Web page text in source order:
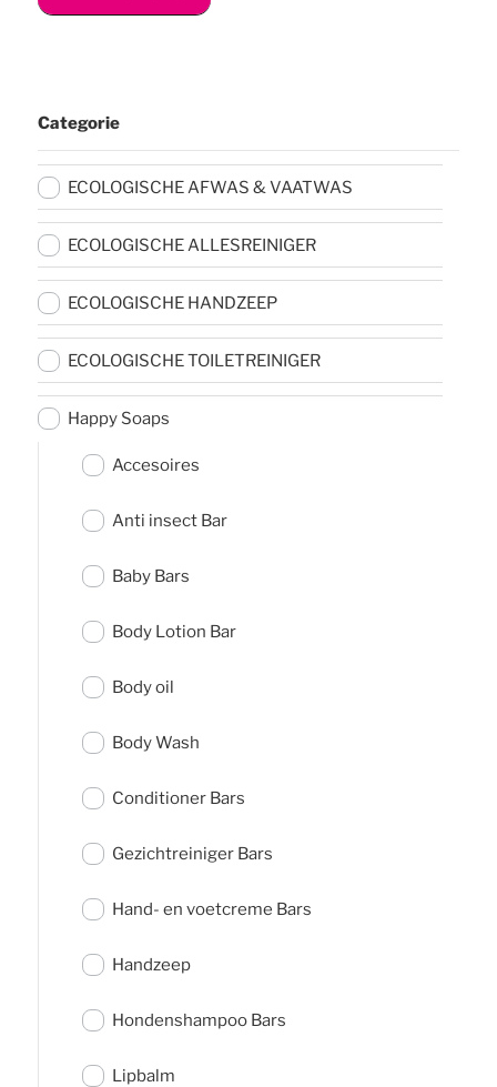
Categorie
ECOLOGISCHE AFWAS & VAATWAS
ECOLOGISCHE ALLESREINIGER
ECOLOGISCHE HANDZEEP
ECOLOGISCHE TOILETREINIGER
Happy Soaps
Accesoires
Anti insect Bar
Baby Bars
Body Lotion Bar
Body oil
Body Wash
Conditioner Bars
Gezichtreiniger Bars
Hand- en voetcreme Bars
Handzeep
Hondenshampoo Bars
Lipbalm